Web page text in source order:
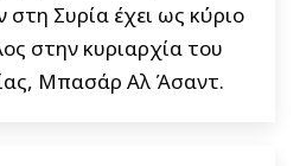
Συρία έχει ως κύριο
στην κυριαρχία του
Μπασάρ Αλ Άσαντ.